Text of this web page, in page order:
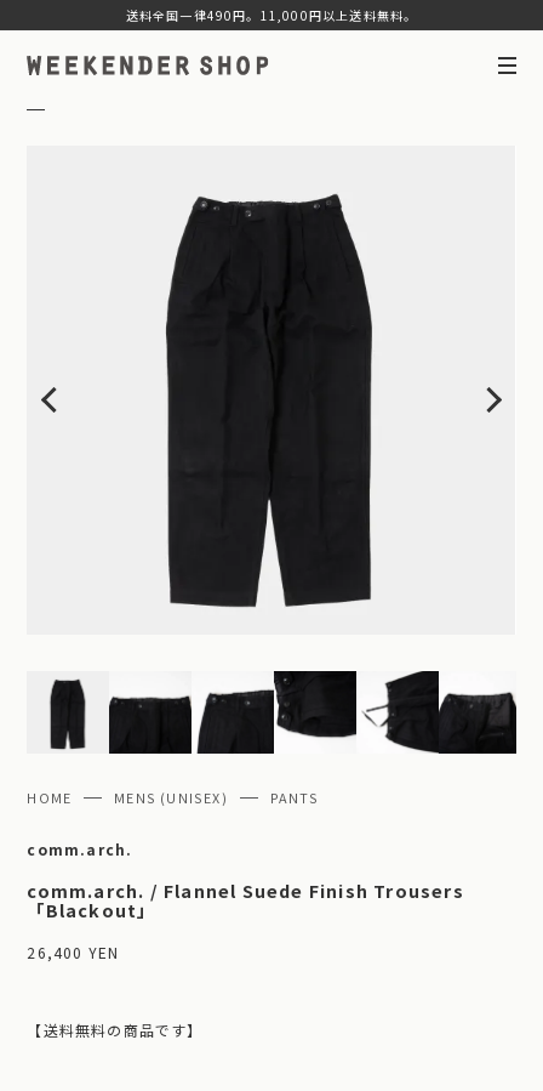
HOME MENS (UNISEX) PANTS
comm.arch.
comm.arch. / Flannel Suede Finish Trousers
「Blackout」
26,400 YEN
【送料無料の商品です】
送料全国一律490円。11,000円以上送料無料。